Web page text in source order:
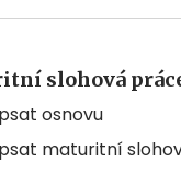
slohová
osnovu
maturitní